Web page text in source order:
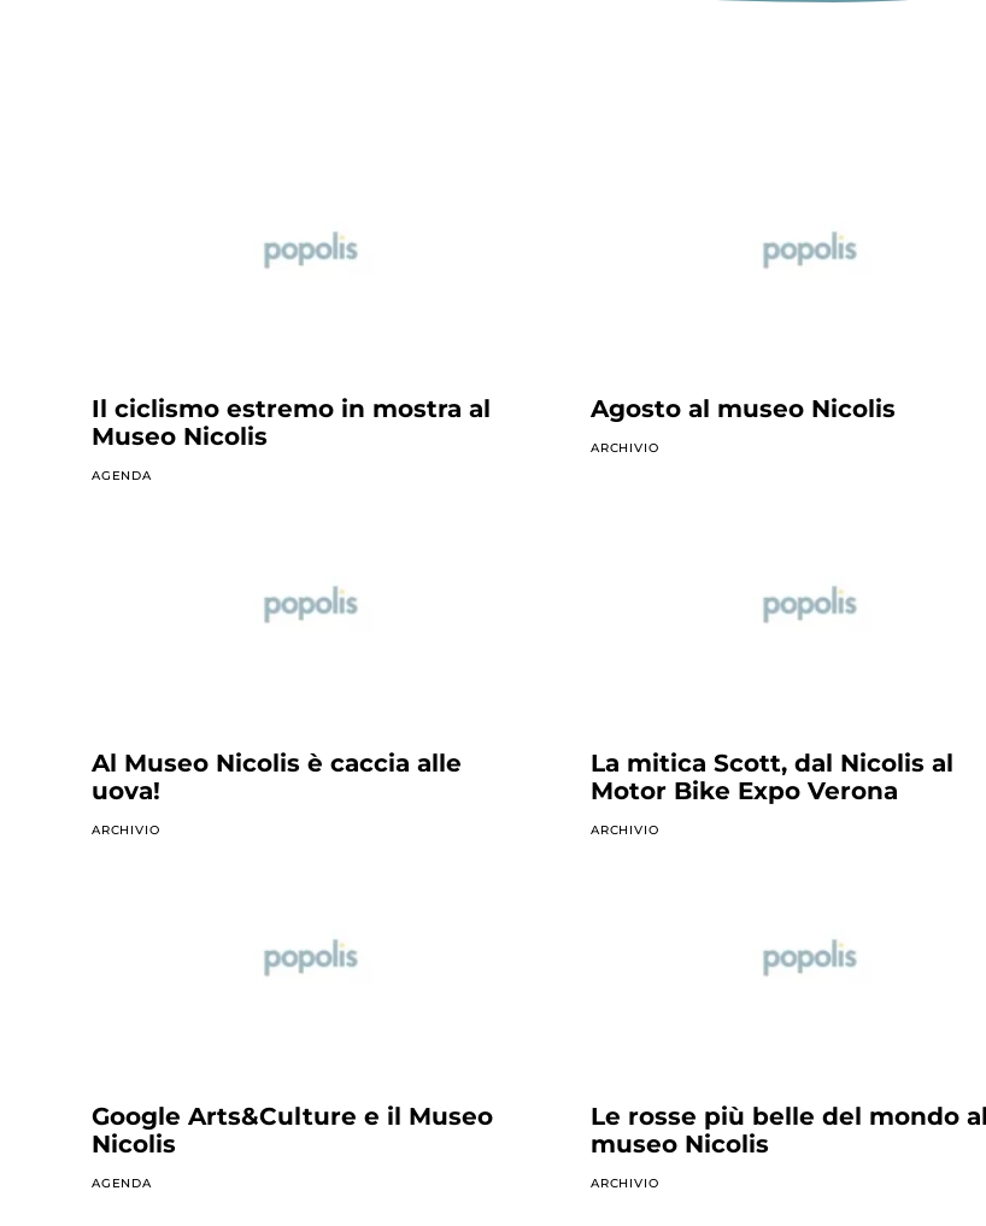
Il ciclismo estremo in mostra al
Museo Nicolis
AGENDA
Agosto al museo Nicolis
ARCHIVIO
Al Museo Nicolis è caccia alle
uova!
ARCHIVIO
La mitica Scott, dal Nicolis al
Motor Bike Expo Verona
ARCHIVIO
Google Arts&Culture e il Museo
Nicolis
AGENDA
Le rosse più belle del mondo al
museo Nicolis
ARCHIVIO